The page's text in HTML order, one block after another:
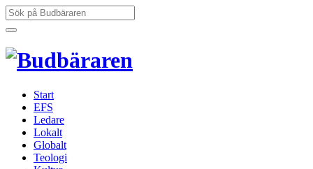
Hoppa
till
innehåll
Sök
efter:
Start
EFS
Ledare
Lokalt
Globalt
Teologi